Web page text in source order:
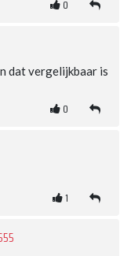
0
dat vergelijkbaar is
0
1